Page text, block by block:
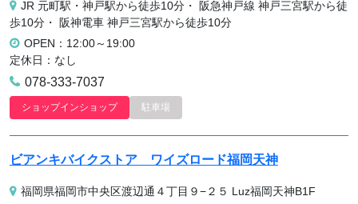
JR 元町駅・神戸駅から徒歩10分・ 阪急神戸線 神戸三宮駅から徒
歩10分・ 阪神電車 神戸三宮駅から徒歩10分
OPEN：12:00～19:00
定休日：なし
078-333-7037
ショップインショップ 駐車場
ビアンキバイクストア ワイズロード福岡天神
福岡県福岡市中央区渡辺通４丁目９−２５ Luz福岡天神B1F